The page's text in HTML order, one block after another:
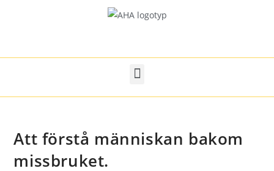
Att förstå människan bakom
missbruket.